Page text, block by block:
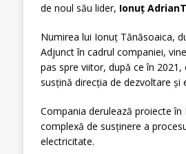
de noul său lider, Ionuț
Numirea lui Ionuț Tănăsoaica,
Adjunct în cadrul companiei,
pas spre viitor, după ce în
susțină direcția de dezvoltare și
Compania derulează proiecte
complexă de susținere a
electricitate.